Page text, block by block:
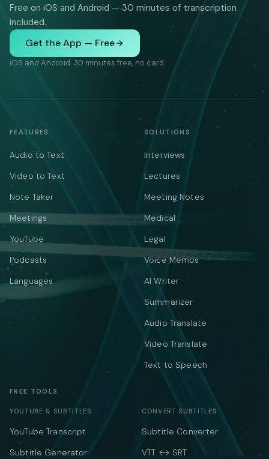
Free on iOS and Android — 30 minutes of transcription
included.
Get the App — Free
iOS and Android. 30 minutes free, no card.
FEATURES
Audio to Text
Video to Text
Note Taker
Meetings
YouTube
Podcasts
Languages
SOLUTIONS
Interviews
Lectures
Meeting Notes
Medical
Legal
Voice Memos
AI Writer
Summarizer
Audio Translate
Video Translate
Text to Speech
FREE TOOLS
YOUTUBE & SUBTITLES
YouTube Transcript
Subtitle Generator
CONVERT SUBTITLES
Subtitle Converter
VTT ↔ SRT